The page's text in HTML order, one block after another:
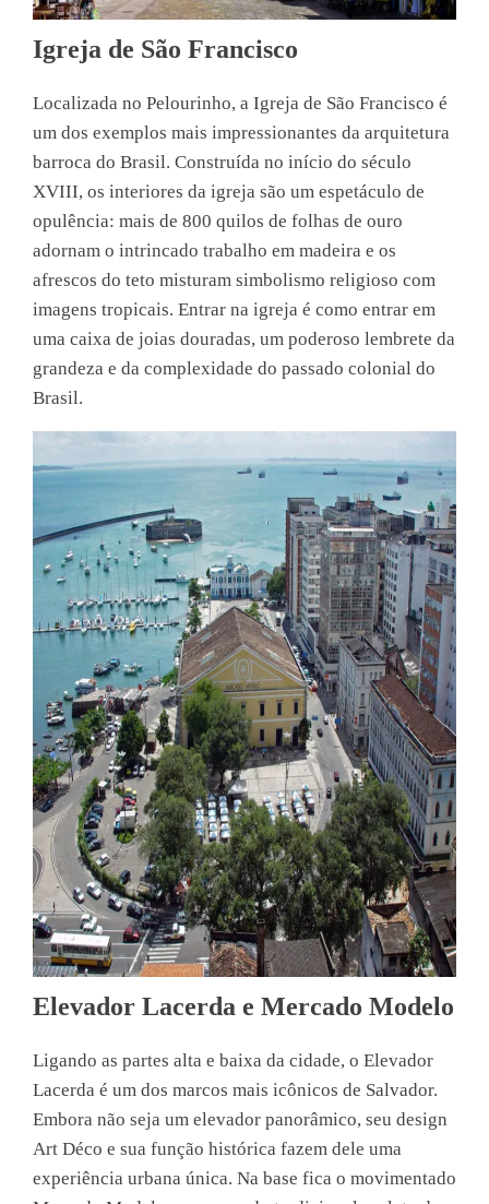
Igreja de São Francisco
Localizada no Pelourinho, a Igreja de São Francisco é
um dos exemplos mais impressionantes da arquitetura
barroca do Brasil. Construída no início do século
XVIII, os interiores da igreja são um espetáculo de
opulência: mais de 800 quilos de folhas de ouro
adornam o intrincado trabalho em madeira e os
afrescos do teto misturam simbolismo religioso com
imagens tropicais. Entrar na igreja é como entrar em
uma caixa de joias douradas, um poderoso lembrete da
grandeza e da complexidade do passado colonial do
Brasil.
Elevador Lacerda e Mercado Modelo
Ligando as partes alta e baixa da cidade, o Elevador
Lacerda é um dos marcos mais icônicos de Salvador.
Embora não seja um elevador panorâmico, seu design
Art Déco e sua função histórica fazem dele uma
experiência urbana única. Na base fica o movimentado